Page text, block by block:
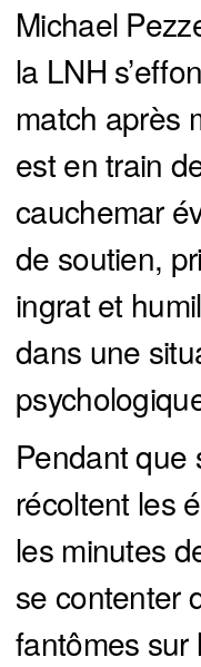
Michael
la LNH
match après
est en train
cauchemar
de soutien,
ingrat et
dans une
Pendant que
récoltent les
les minutes
se contenter
fantômes sur